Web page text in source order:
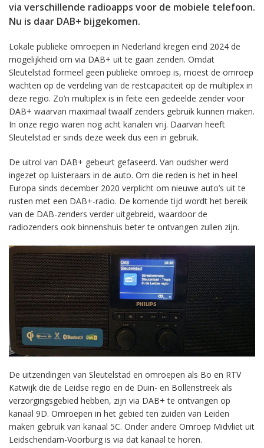
via verschillende radioapps voor de mobiele telefoon.
Nu is daar DAB+ bijgekomen.
Lokale publieke omroepen in Nederland kregen eind 2024 de
mogelijkheid om via DAB+ uit te gaan zenden. Omdat
Sleutelstad formeel geen publieke omroep is, moest de omroep
wachten op de verdeling van de restcapaciteit op de multiplex in
deze regio. Zo’n multiplex is in feite een gedeelde zender voor
DAB+ waarvan maximaal twaalf zenders gebruik kunnen maken.
In onze regio waren nog acht kanalen vrij. Daarvan heeft
Sleutelstad er sinds deze week dus een in gebruik.
De uitrol van DAB+ gebeurt gefaseerd. Van oudsher werd
ingezet op luisteraars in de auto. Om die reden is het in heel
Europa sinds december 2020 verplicht om nieuwe auto’s uit te
rusten met een DAB+-radio. De komende tijd wordt het bereik
van de DAB-zenders verder uitgebreid, waardoor de
radiozenders ook binnenshuis beter te ontvangen zullen zijn.
De uitzendingen van Sleutelstad en omroepen als Bo en RTV
Katwijk die de Leidse regio en de Duin- en Bollenstreek als
verzorgingsgebied hebben, zijn via DAB+ te ontvangen op
kanaal 9D. Omroepen in het gebied ten zuiden van Leiden
maken gebruik van kanaal 5C. Onder andere Omroep Midvliet uit
Leidschendam-Voorburg is via dat kanaal te horen.